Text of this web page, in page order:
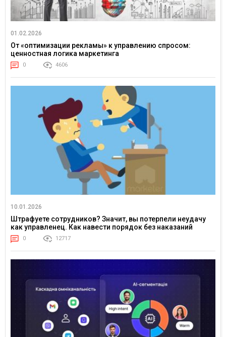
01.02.2026
От «оптимизации рекламы» к управлению спросом:
ценностная логика маркетинга
0 4606
10.01.2026
Штрафуете сотрудников? Значит, вы потерпели неудачу
как управленец. Как навести порядок без наказаний
0 12717